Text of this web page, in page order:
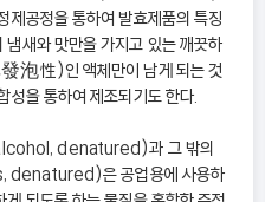
제공정을 통하여 발효제품의 특징
새와 맛만을 가지고 있는 깨끗하
泡性)인 액체만이 남게 되는 것
성을 통하여 제조되기도 한다.
denatured)과 그 밖의
은 공업용에 사용하